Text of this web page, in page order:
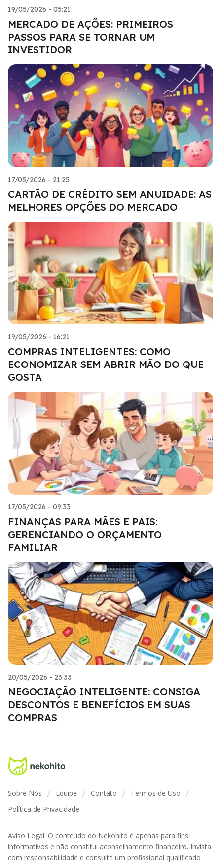
19/05/2026 - 05:21
MERCADO DE AÇÕES: PRIMEIROS
PASSOS PARA SE TORNAR UM
INVESTIDOR
17/05/2026 - 21:25
CARTÃO DE CRÉDITO SEM ANUIDADE: AS
MELHORES OPÇÕES DO MERCADO
19/05/2026 - 16:21
COMPRAS INTELIGENTES: COMO
ECONOMIZAR SEM ABRIR MÃO DO QUE
GOSTA
17/05/2026 - 09:33
FINANÇAS PARA MÃES E PAIS:
GERENCIANDO O ORÇAMENTO
FAMILIAR
20/05/2026 - 23:33
NEGOCIAÇÃO INTELIGENTE: CONSIGA
DESCONTOS E BENEFÍCIOS EM SUAS
COMPRAS
Sobre Nós / Equipe / Contato / Termos de Uso /
Política de Privacidade
Aviso Legal: O conteúdo do Nekohito é apenas para fins
informativos e não constitui aconselhamento financeiro. Invista
com responsabilidade e consulte um profissional qualificado